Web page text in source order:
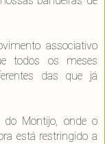
associativo
todos os meses
das que já
do Montijo, onde o
está restringido a